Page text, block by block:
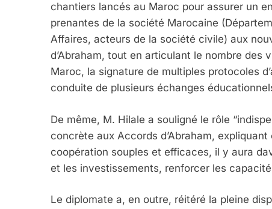
chantiers lancés au Maroc pour assurer un
prenantes de la société Marocaine
Affaires, acteurs de la société civile) aux
d’Abraham, tout en articulant le nombre des
Maroc, la signature de multiples protocoles
conduite de plusieurs échanges
De même, M. Hilale a souligné le rôle
concrète aux Accords d’Abraham,
coopération souples et efficaces, il y aura
et les investissements, renforcer les
Le diplomate a, en outre, réitéré la pleine
5